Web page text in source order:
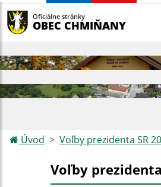
Oficiálne stránky
OBEC CHMIŇANY
Úvod Voľby prezidenta SR
Voľby